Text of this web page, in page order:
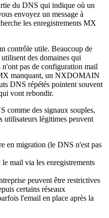
du DNS qui indique où un
envoyez un message à
les enregistrements MX
contrôle utile. Beaucoup de
des domaines qui
n'ont pas de configuration mail
manquant, un NXDOMAIN
DNS répétés pointent souvent
vont rebondir.
comme des signaux souples,
utilisateurs légitimes peuvent
en migration (le DNS n'est pas
mail via les enregistrements
peuvent être restrictives
certains réseaux
l'email en place après la